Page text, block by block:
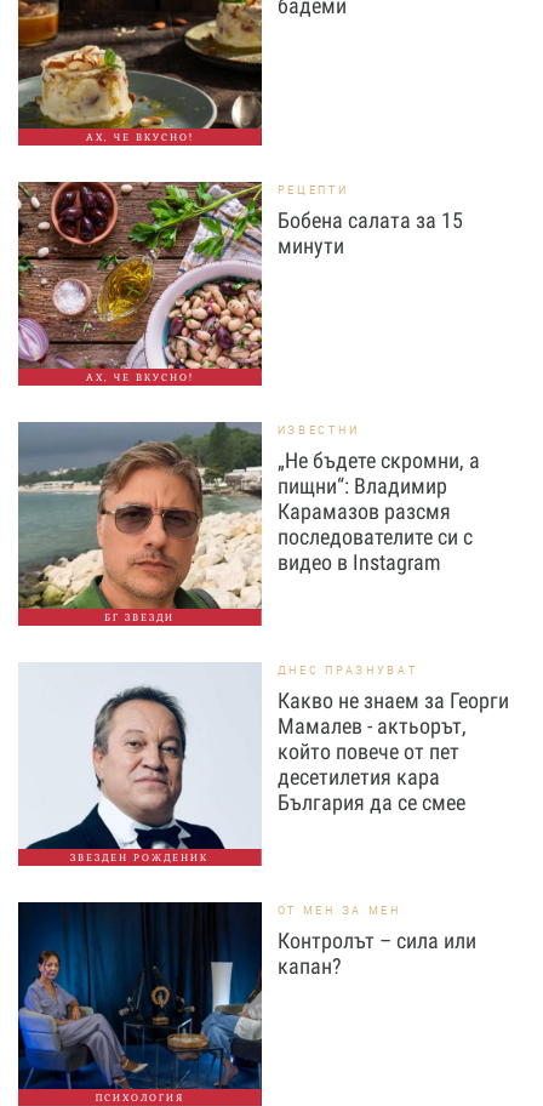
АХ, ЧЕ ВКУСНО!
бадеми
АХ, ЧЕ ВКУСНО!
РЕЦЕПТИ
Бобена салата за 15
минути
БГ ЗВЕЗДИ
ИЗВЕСТНИ
„Не бъдете скромни, а
пищни“: Владимир
Карамазов разсмя
последователите си с
видео в Instagram
ЗВЕЗДЕН РОЖДЕНИК
ДНЕС ПРАЗНУВАТ
Какво не знаем за Георги
Мамалев - актьорът,
който повече от пет
десетилетия кара
България да се смее
ПСИХОЛОГИЯ
ОТ МЕН ЗА МЕН
Контролът – сила или
капан?